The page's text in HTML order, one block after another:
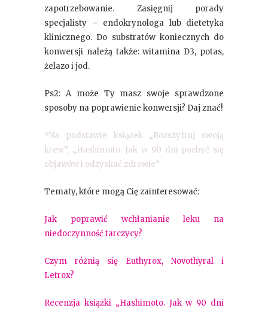
zapotrzebowanie. Zasięgnij porady
specjalisty – endokrynologa lub dietetyka
klinicznego. Do substratów koniecznych do
konwersji należą także: witamina D3, potas,
żelazo i jod.
Ps2: A może Ty masz swoje sprawdzone
sposoby na poprawienie konwersji? Daj znać!
*Na podstawie książek „Rozszyfruj swoją
krew”, „Hashimoto. Jak w 90 dni pozbyć się
objawów i odzyskać zdrowie”
Tematy, które mogą Cię zainteresować:
Jak poprawić wchłanianie leku na
niedoczynność tarczycy?
Czym różnią się Euthyrox, Novothyral i
Letrox?
Recenzja książki „Hashimoto. Jak w 90 dni